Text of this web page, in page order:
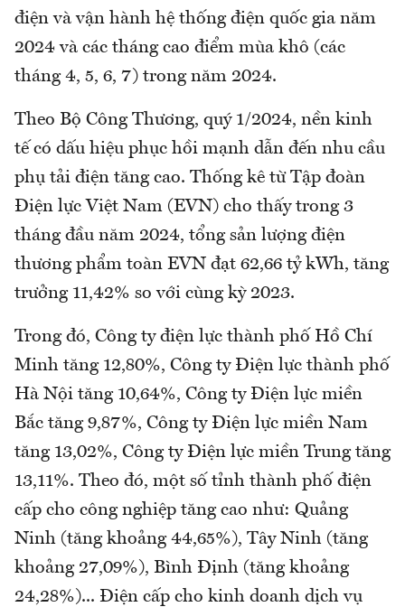
điện và vận hành hệ thống điện quốc gia năm
2024 và các tháng cao điểm mùa khô (các
tháng 4, 5, 6, 7) trong năm 2024.
Theo Bộ Công Thương, quý 1/2024, nền kinh
tế có dấu hiệu phục hồi mạnh dẫn đến nhu cầu
phụ tải điện tăng cao. Thống kê từ Tập đoàn
Điện lực Việt Nam (EVN) cho thấy trong 3
tháng đầu năm 2024, tổng sản lượng điện
thương phẩm toàn EVN đạt 62,66 tỷ kWh, tăng
trưởng 11,42% so với cùng kỳ 2023.
Trong đó, Công ty điện lực thành phố Hồ Chí
Minh tăng 12,80%, Công ty Điện lực thành phố
Hà Nội tăng 10,64%, Công ty Điện lực miền
Bắc tăng 9,87%, Công ty Điện lực miền Nam
tăng 13,02%, Công ty Điện lực miền Trung tăng
13,11%. Theo đó, một số tỉnh thành phố điện
cấp cho công nghiệp tăng cao như: Quảng
Ninh (tăng khoảng 44,65%), Tây Ninh (tăng
khoảng 27,09%), Bình Định (tăng khoảng
24,28%)... Điện cấp cho kinh doanh dịch vụ